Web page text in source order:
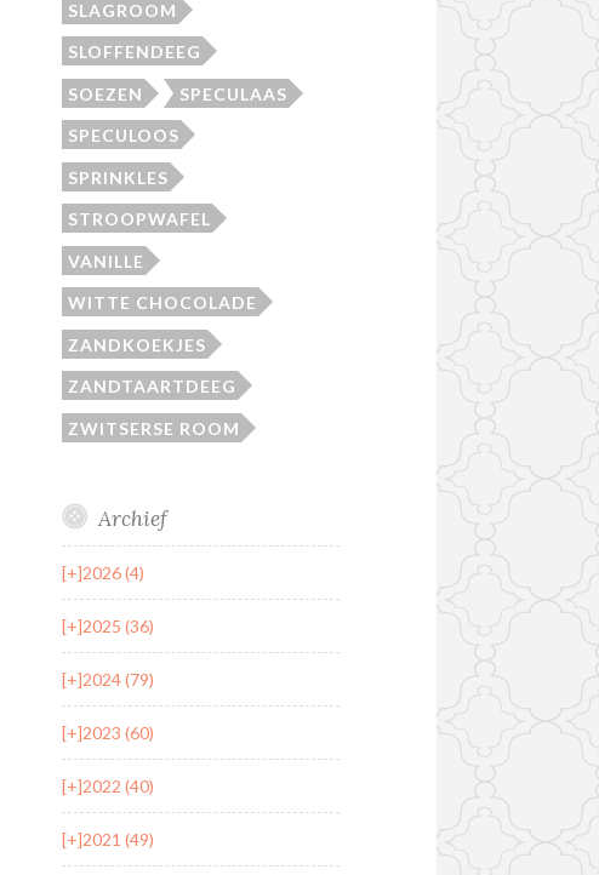
SLAGROOM
SLOFFENDEEG
SOEZEN SPECULAAS
SPECULOOS
SPRINKLES
STROOPWAFEL
VANILLE
WITTE CHOCOLADE
ZANDKOEKJES
ZANDTAARTDEEG
ZWITSERSE ROOM
Archief
[+]2026 (4)
[+]2025 (36)
[+]2024 (79)
[+]2023 (60)
[+]2022 (40)
[+]2021 (49)